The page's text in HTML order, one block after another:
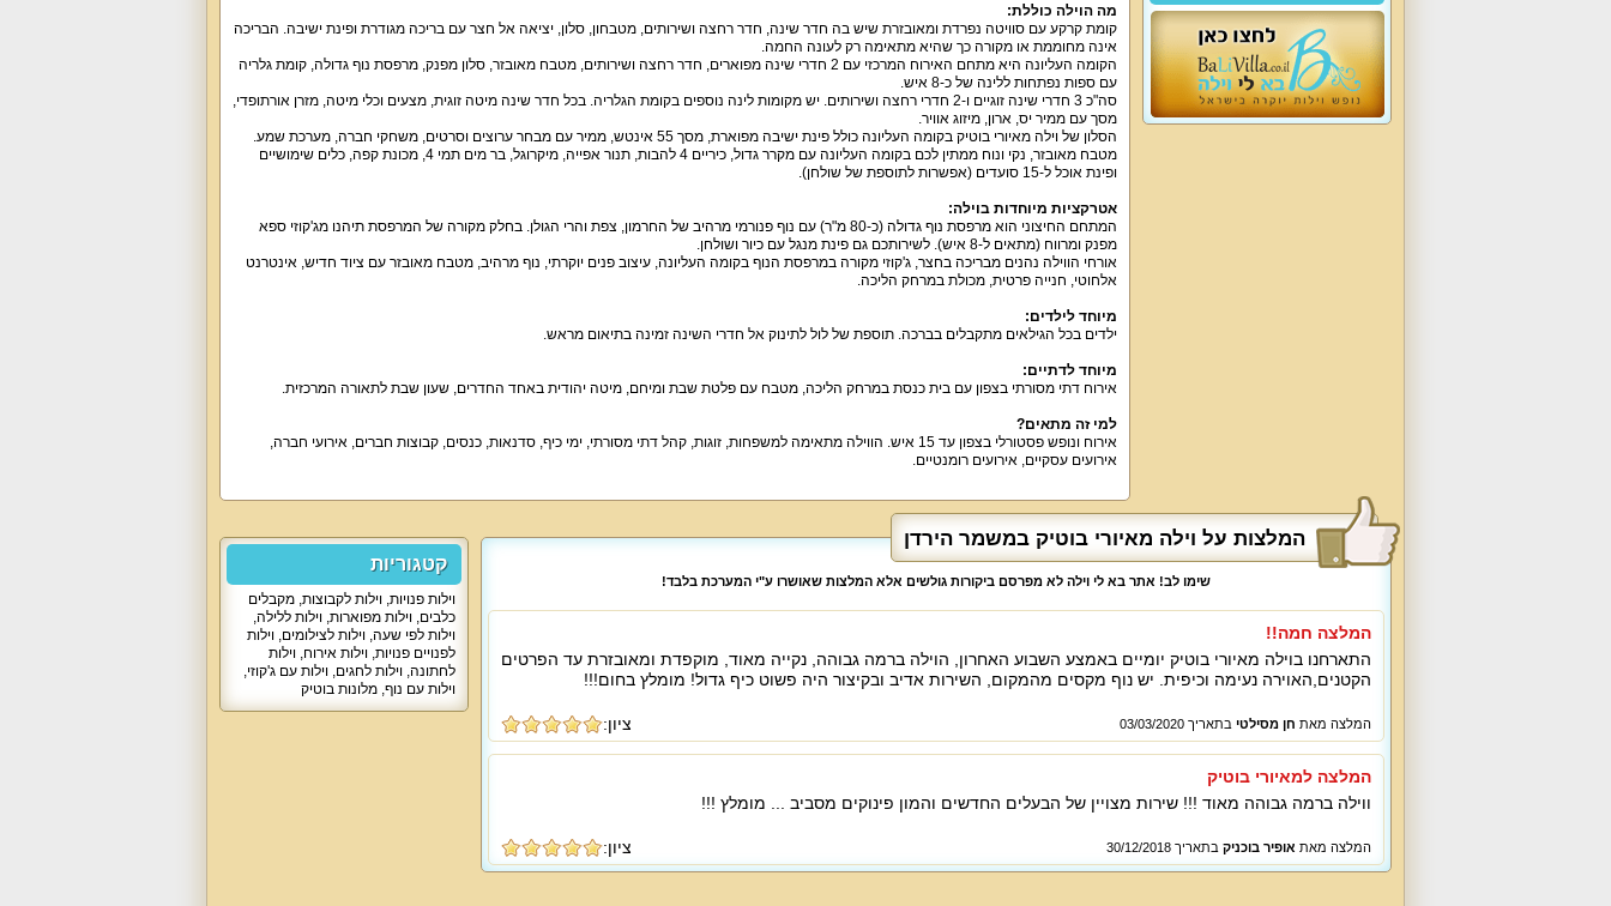
מה הוילה כוללת:
קומת קרקע עם סוויטה נפרדת ומאובזרת שיש בה חדר שינה, חדר רחצה ושירותים, מטבחון, סלון, יציאה אל חצר עם בריכה מגודרת ופינת ישיבה. הבריכה
אינה מחוממת או מקורה כך שהיא מתאימה רק לעונה החמה.
הקומה העליונה היא מתחם האירוח המרכזי עם 2 חדרי שינה מפוארים, חדר רחצה ושירותים, מטבח מאובזר, סלון מפנק, מרפסת נוף גדולה, קומת גלריה
עם ספות נפתחות ללינה של כ-8 איש.
סה"כ 3 חדרי שינה זוגיים ו-2 חדרי רחצה ושירותים. יש מקומות לינה נוספים בקומת הגלריה. בכל חדר שינה מיטה זוגית, מצעים וכלי מיטה, מזרן אורתופדי,
מסך עם ממיר יס, ארון, מיזוג אוויר.
הסלון של וילה מאיורי בוטיק בקומה העליונה כולל פינת ישיבה מפוארת, מסך 55 אינטש, ממיר עם מבחר ערוצים וסרטים, משחקי חברה, מערכת שמע.
מטבח מאובזר, נקי ונוח ממתין לכם בקומה העליונה עם מקרר גדול, כיריים 4 להבות, תנור אפייה, מיקרוגל, בר מים תמי 4, מכונת קפה, כלים שימושיים
ופינת אוכל ל-15 סועדים (אפשרות לתוספת של שולחן).
אטרקציות מיוחדות בוילה:
המתחם החיצוני הוא מרפסת נוף גדולה (כ-80 מ"ר) עם נוף פנורמי מרהיב של החרמון, צפת והרי הגולן. בחלק מקורה של המרפסת תיהנו מג'קוזי ספא
מפנק ומרווח (מתאים ל-8 איש). לשירותכם גם פינת מנגל עם כיור ושולחן.
אורחי הווילה נהנים מבריכה בחצר, ג'קוזי מקורה במרפסת הנוף בקומה העליונה, עיצוב פנים יוקרתי, נוף מרהיב, מטבח מאובזר עם ציוד חדיש, אינטרנט
אלחוטי, חנייה פרטית, מכולת במרחק הליכה.
מיוחד לילדים:
ילדים בכל הגילאים מתקבלים בברכה. תוספת של לול לתינוק אל חדרי השינה זמינה בתיאום מראש.
מיוחד לדתיים:
אירוח דתי מסורתי בצפון עם בית כנסת במרחק הליכה, מטבח עם פלטת שבת ומיחם, מיטה יהודית באחד החדרים, שעון שבת לתאורה המרכזית.
למי זה מתאים?
אירוח ונופש פסטורלי בצפון עד 15 איש. הווילה מתאימה למשפחות, זוגות, קהל דתי מסורתי, ימי כיף, סדנאות, כנסים, קבוצות חברים, אירועי חברה,
אירועים עסקיים, אירועים רומנטיים.
המלצות על וילה מאיורי בוטיק במשמר הירדן
שימו לב! אתר בא לי וילה לא מפרסם ביקורות גולשים אלא המלצות שאושרו ע"י המערכת בלבד!
המלצה חמה!!
התארחנו בוילה מאיורי בוטיק יומיים באמצע השבוע האחרון, הוילה ברמה גבוהה, נקייה מאוד, מוקפדת ומאובזרת עד הפרטים
הקטנים,האוירה נעימה וכיפית. יש נוף מקסים מהמקום, השירות אדיב ובקיצור היה פשוט כיף גדול! מומלץ בחום!!!
המלצה מאת חן מסילטי בתאריך 03/03/2020 ציון:
המלצה למאיורי בוטיק
ווילה ברמה גבוהה מאוד !!! שירות מצויין של הבעלים החדשים והמון פינוקים מסביב ... מומלץ !!!
המלצה מאת אופיר בוכניק בתאריך 30/12/2018 ציון:
קטגוריות
וילות פנויות, וילות לקבוצות, מקבלים
כלבים, וילות מפוארות, וילות ללילה,
וילות לפי שעה, וילות לצילומים, וילות
לפנויים פנויות, וילות אירוח, וילות
לחתונה, וילות לחגים, וילות עם ג'קוזי,
וילות עם נוף, מלונות בוטיק